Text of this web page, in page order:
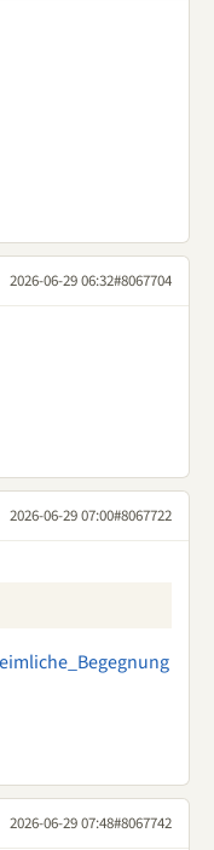
2026-06-29 06:32#8067704
2026-06-29 07:00#8067722
2026-06-29 07:48#8067742